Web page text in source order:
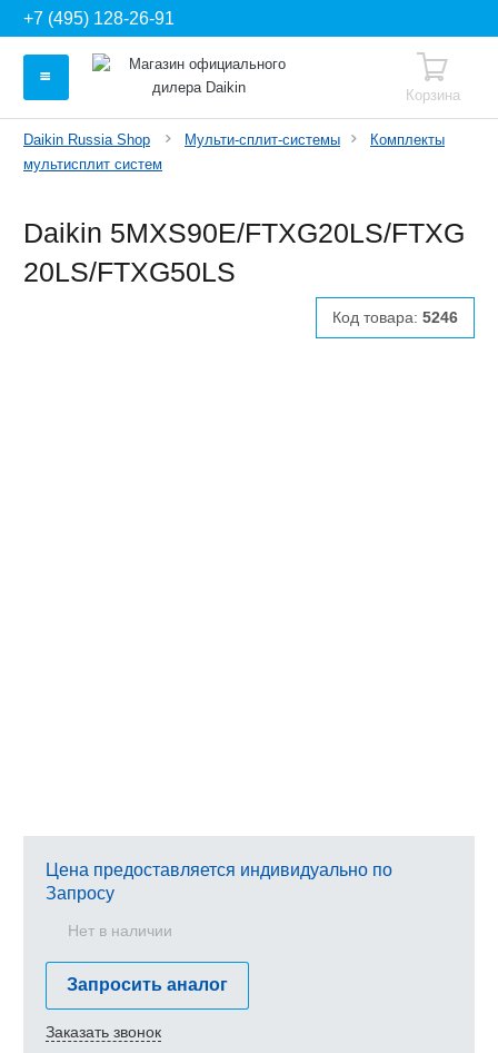
+7 (495) 128-26-91
Корзина
Daikin Russia Shop Мульти-сплит-системы
Комплекты
мультисплит систем
Daikin 5MXS90E/FTXG20LS/FTXG
20LS/FTXG50LS
Код товара: 5246
Цена предоставляется индивидуально по
Запросу
Нет в наличии
Запросить аналог
Заказать звонок